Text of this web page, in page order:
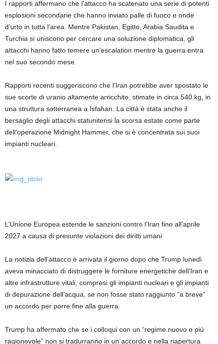
I rapporti affermano che l’attacco ha scatenato una serie di potenti
esplosioni secondarie che hanno inviato palle di fuoco e onde
d’urto in tutta l’area. Mentre Pakistan, Egitto, Arabia Saudita e
Turchia si uniscono per cercare una soluzione diplomatica, gli
attacchi hanno fatto temere un’escalation mentre la guerra entra
nel suo secondo mese.
Rapporti recenti suggeriscono che l’Iran potrebbe aver spostato le
sue scorte di uranio altamente arricchito, stimate in circa 540 kg, in
una struttura sotterranea a Isfahan. La città è stata anche il
bersaglio degli attacchi statunitensi la scorsa estate come parte
dell’operazione Midnight Hammer, che si è concentrata sui suoi
impianti nucleari.
L’Unione Europea estende le sanzioni contro l’Iran fino all’aprile
2027 a causa di presunte violazioni dei diritti umani
La notizia dell’attacco è arrivata il giorno dopo che Trump lunedì
aveva minacciato di distruggere le forniture energetiche dell’Iran e
altre infrastrutture vitali, compresi gli impianti nucleari e gli impianti
di depurazione dell’acqua, se non fosse stato raggiunto “a breve”
un accordo per porre fine alla guerra.
Trump ha affermato che se i colloqui con un “regime nuovo e più
ragionevole” non si tradurranno in un accordo e nella riapertura